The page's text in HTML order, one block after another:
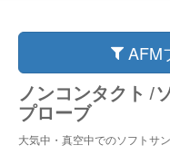
AFM
ノンコンタクト /
プローブ
大気中・真空中でのソフトサ